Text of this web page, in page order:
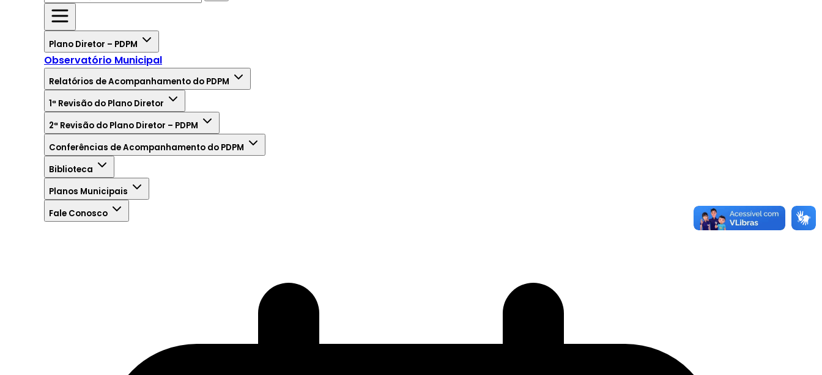
Plano Diretor – PDPM
Observatório Municipal
Relatórios de Acompanhamento do PDPM
1ª Revisão do Plano Diretor
2ª Revisão do Plano Diretor – PDPM
Conferências de Acompanhamento do PDPM
Biblioteca
Planos Municipais
Fale Conosco